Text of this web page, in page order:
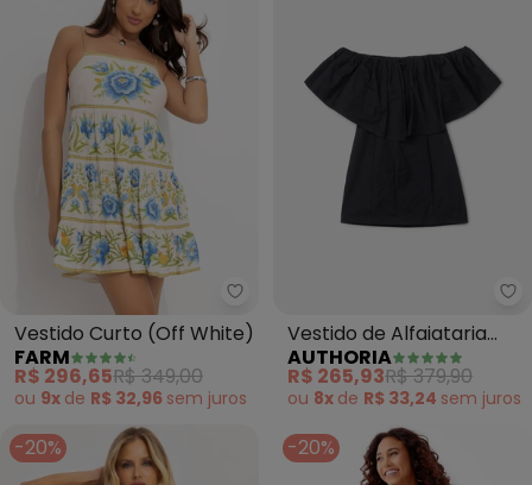
Farm - Vestido Curto (Off
Vestido Curto (Off White)
FARM
R$ 296,65R$ 349,00
ou 9x de R$ 32,96 sem juros
Vestido de Alfaiataria
Preto Ombro a Ombro
(Preto)
AUTHORIA
R$ 265,93R$ 379,90
ou 8x de R$ 33,24 sem juros
-20% -20%